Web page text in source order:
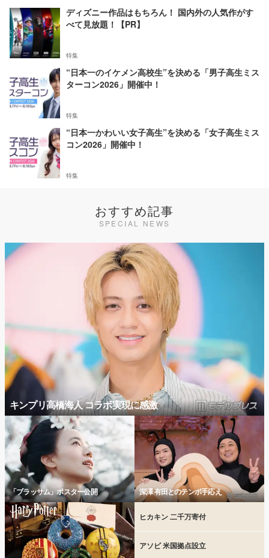
ディズニー作品はもちろん！ 国内外の人気作がす
べて見放題！【PR】
特集
“日本一のイケメン高校生”を決める「男子高生ミス
ターコン2026」開催中！
特集
“日本一かわいい女子高生”を決める「女子高生ミス
コン2026」開催中！
特集
おすすめ記事
SPECIAL NEWS
キンプリ高橋海人 コラボ実現に感激
「ブラッサム」ポスター公開 深澤 有田とのテンポ手応え
ヒカキン 二千万寄付
アソビ 米国拠点設立